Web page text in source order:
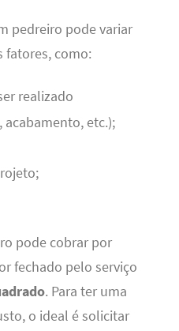
pedreiro pode variar
fatores, como:
realizado
, acabamento, etc.);
pode cobrar por
fechado pelo serviço
. Para ter uma
o ideal é solicitar